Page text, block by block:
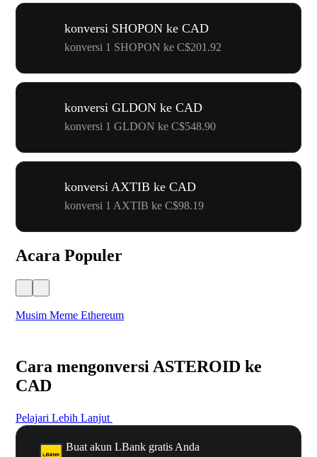
konversi SHOPON ke CAD
konversi 1 SHOPON ke C$201.92
konversi GLDON ke CAD
konversi 1 GLDON ke C$548.90
konversi AXTIB ke CAD
konversi 1 AXTIB ke C$98.19
Acara Populer
Musim Meme Ethereum
Cara mengonversi ASTEROID ke
CAD
Pelajari Lebih Lanjut
Buat akun LBank gratis Anda